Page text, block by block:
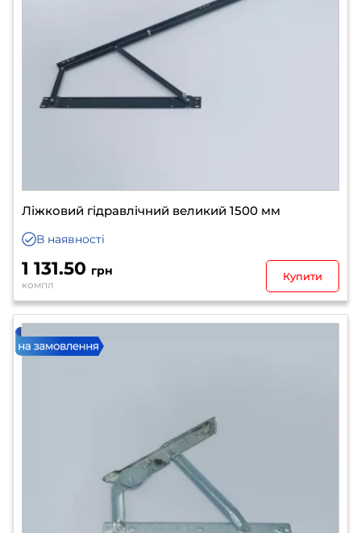
Ліжковий гідравлічний великий 1500 мм
В наявності
1 131.50 грн
компл
Купити